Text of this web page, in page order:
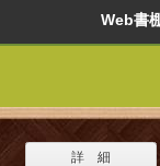
Web
詳 細